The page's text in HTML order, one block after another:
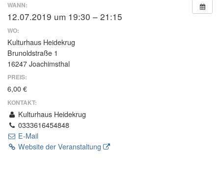
WANN:
12.07.2019 um 19:30 – 21:15
WO:
Kulturhaus Heidekrug
Brunoldstraße 1
16247 Joachimsthal
PREIS:
6,00 €
KONTAKT:
Kulturhaus Heidekrug
0333616454848
E-Mail
Website der Veranstaltung